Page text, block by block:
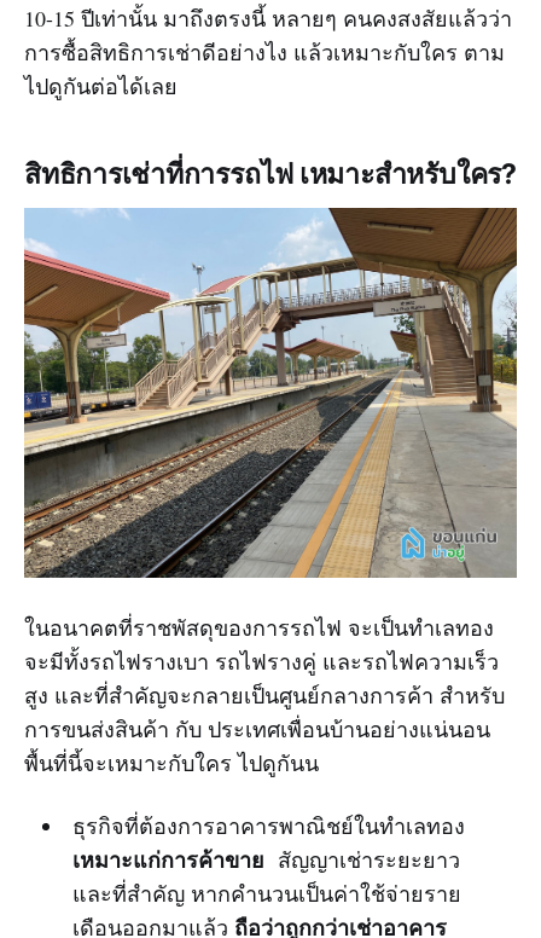
10-15 ปีเท่านั้น มาถึงตรงนี้ หลายๆ คนคงสงสัยแล้วว่า
การซื้อสิทธิการเช่าดีอย่างไง แล้วเหมาะกับใคร ตาม
ไปดูกันต่อได้เลย
สิทธิการเช่าที่การรถไฟ เหมาะสำหรับใคร?
ในอนาคตที่ราชพัสดุของการรถไฟ จะเป็นทำเลทอง
จะมีทั้งรถไฟรางเบา รถไฟรางคู่ และรถไฟความเร็ว
สูง และที่สำคัญจะกลายเป็นศูนย์กลางการค้า สำหรับ
การขนส่งสินค้า กับ ประเทศเพื่อนบ้านอย่างแน่นอน
พื้นที่นี้จะเหมาะกับใคร ไปดูกันน
ธุรกิจที่ต้องการอาคารพาณิชย์ในทำเลทอง
เหมาะแก่การค้าขาย สัญญาเช่าระยะยาว
และที่สำคัญ หากคำนวนเป็นค่าใช้จ่ายราย
เดือนออกมาแล้ว ถือว่าถูกกว่าเช่าอาคาร